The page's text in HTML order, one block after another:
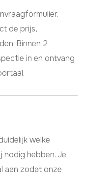
de prijs,
Binnen 2
in en ontvang
welke
nodig hebben. Je
aan zodat onze